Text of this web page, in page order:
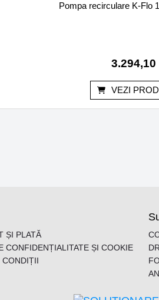
Pompa recirculare K-Flo
3.294,10
VEZI
ȘI PLATĂ
CONFIDENȚIALITATE ȘI COOKIE
CONDIȚII